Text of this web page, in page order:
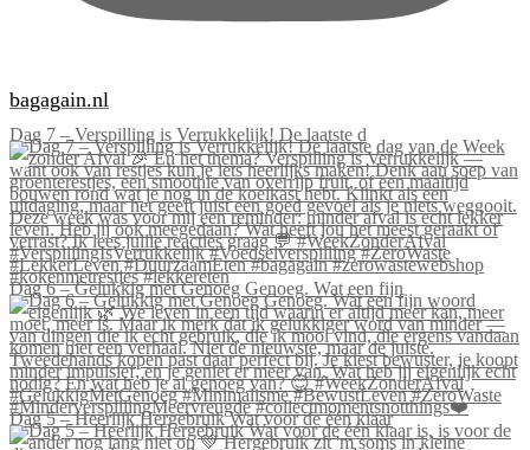
bagagain.nl
Dag 7 – Verspilling is Verrukkelijk! De laatste d
Dag 6 – Gelukkig met Genoeg Genoeg. Wat een fijn
Dag 5 – Heerlijk Hergebruik Wat voor de één klaar